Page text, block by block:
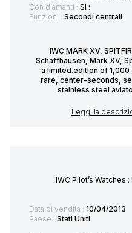
Con diamanti : Sì :
Funzioni : Secondi centrali
IWC MARK XV,
Schaffhausen, Mark XV,
a limited.edition of 1,000
rare, center-seconds,
stainless steel
Leggi la
IWC Pilot’s Watches
Data di vendita : 10/04/2013
Paese : Stati Uniti